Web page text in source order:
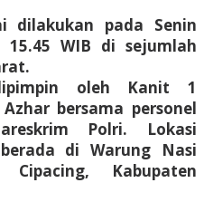
dilakukan pada Senin
15.45 WIB di sejumlah
oleh Kanit 1
bersama personel
Polri. Lokasi
di Warung Nasi
Kabupaten